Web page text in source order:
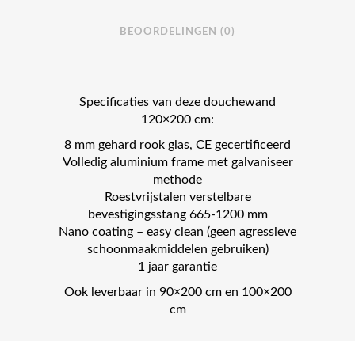
BEOORDELINGEN (0)
Specificaties van deze douchewand
120×200 cm:
8 mm gehard rook glas, CE gecertificeerd
Volledig aluminium frame met galvaniseer
methode
Roestvrijstalen verstelbare
bevestigingsstang 665-1200 mm
Nano coating – easy clean (geen agressieve
schoonmaakmiddelen gebruiken)
1 jaar garantie
Ook leverbaar in 90×200 cm en 100×200
cm